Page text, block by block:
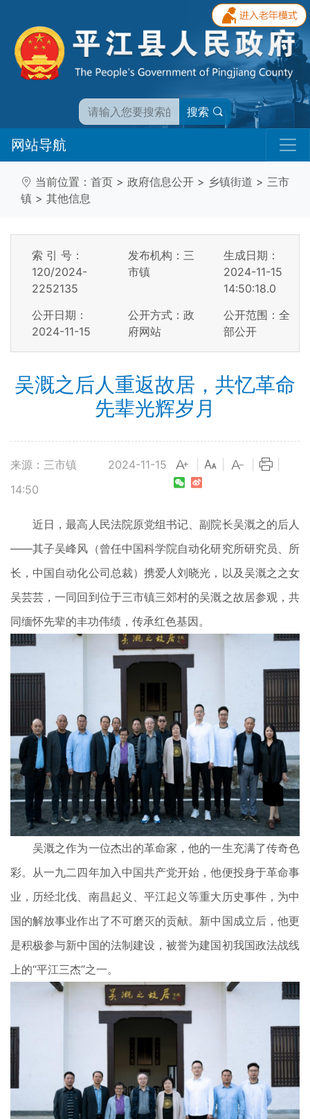
搜索
网站导航
当前位置： 首页 > 政府信息公开 > 乡镇街道 > 三市
镇 > 其他信息
索 引 号：
120/2024-
2252135
发布机构：三
市镇
生成日期：
2024-11-15
14:50:18.0
公开日期：
2024-11-15
公开方式：政
府网站
公开范围：全
部公开
吴溉之后人重返故居，共忆革命
先辈光辉岁月
来源：三市镇
2024-11-15
14:50
近日，最高人民法院原党组书记、副院长吴溉之的后人
——其子吴峰风（曾任中国科学院自动化研究所研究员、所
长，中国自动化公司总裁）携爱人刘晓光，以及吴溉之之女
吴芸芸，一同回到位于三市镇三郊村的吴溉之故居参观，共
同缅怀先辈的丰功伟绩，传承红色基因。
吴溉之作为一位杰出的革命家，他的一生充满了传奇色
彩。从一九二四年加入中国共产党开始，他便投身于革命事
业，历经北伐、南昌起义、平江起义等重大历史事件，为中
国的解放事业作出了不可磨灭的贡献。新中国成立后，他更
是积极参与新中国的法制建设，被誉为建国初我国政法战线
上的“平江三杰”之一。